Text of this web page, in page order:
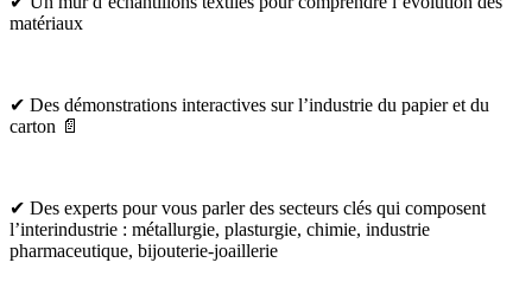
matériaux
✔ Des démonstrations interactives sur l’industrie du papier et du
carton 📄
✔ Des experts pour vous parler des secteurs clés qui composent
l’interindustrie : métallurgie, plasturgie, chimie, industrie
pharmaceutique, bijouterie-joaillerie